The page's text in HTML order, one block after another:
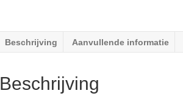
Beschrijving Aanvullende informatie
Beschrijving